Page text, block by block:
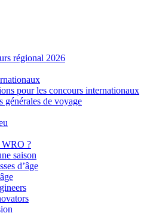
régional 2026
pour les concours internationaux
générales de voyage
WRO ?
saison
d’âge